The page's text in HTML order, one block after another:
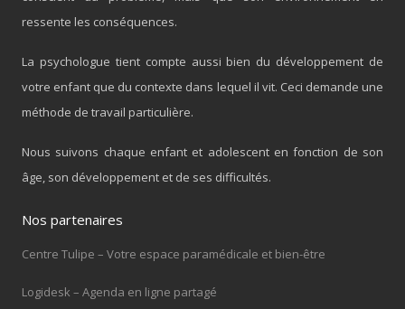
ressente les conséquences.
La psychologue tient compte aussi bien du développement de
votre enfant que du contexte dans lequel il vit. Ceci demande une
méthode de travail particulière.
Nous suivons chaque enfant et adolescent en fonction de son
âge, son développement et de ses difficultés.
Nos partenaires
Centre Tulipe – Votre espace paramédicale et bien-être
Logidesk – Agenda en ligne partagé